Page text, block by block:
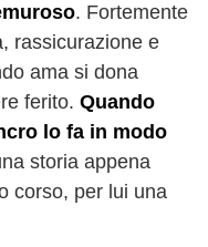
. Fortemente
rassicurazione e
ama si dona
ferito. Quando
lo fa in modo
storia appena
corso, per lui una